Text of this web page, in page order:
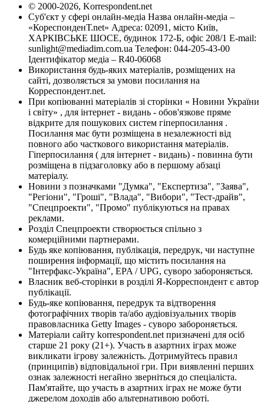
© 2000-2026, Korrespondent.net
Суб'єкт у сфері онлайн-медіа Назва онлайн-медіа –
«КореспонденТ.net» Адреса: 02091, місто Київ,
ХАРКІВСЬКЕ ШОСЕ, будинок 172-Б, офіс 208/1 E-mail:
sunlight@mediadim.com.ua Телефон: 044-205-43-00
Ідентифікатор медіа – R40-06068
Використання будь-яких матеріалів, розміщених на
сайті, дозволяється за умови посилання на
Корреспондент.net.
При копіюванні матеріалів зі сторінки « Новини України
і світу» , для інтернет - видань - обов'язкове пряме
відкрите для пошукових систем гіперпосилання .
Посилання має бути розміщена в незалежності від
повного або часткового використання матеріалів.
Гіперпосилання ( для інтернет - видань) - повинна бути
розміщена в підзаголовку або в першому абзаці
матеріалу.
Новини з позначками "Думка", "Експертиза", "Заява",
"Регіони", "Гроші", "Влада", "Вибори", "Тест-драйв",
"Спецпроекти", "Промо" публікуються на правах
реклами.
Розділ Спецпроекти створюється спільно з
комерційними партнерами.
Будь яке копіювання, публікація, передрук, чи наступне
поширення інформації, що містить посилання на
"Інтерфакс-Україна", EPA / UPG, суворо забороняється.
Власник веб-сторінки в розділі Я-Корреспондент є автор
публікації.
Будь-яке копіювання, передрук та відтворення
фотографічних творів та/або аудіовізуальних творів
правовласника Getty Images - суворо забороняється.
Матеріали сайту korrespondent.net призначені для осіб
старше 21 року (21+). Участь в азартних іграх може
викликати ігрову залежність. Дотримуйтесь правил
(принципів) відповідальної гри. При виявленні перших
ознак залежності негайно зверніться до спеціаліста.
Пам'ятайте, що участь в азартних іграх не може бути
джерелом доходів або альтернативою роботі.